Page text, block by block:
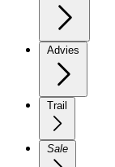
Advies
Trail
Sale